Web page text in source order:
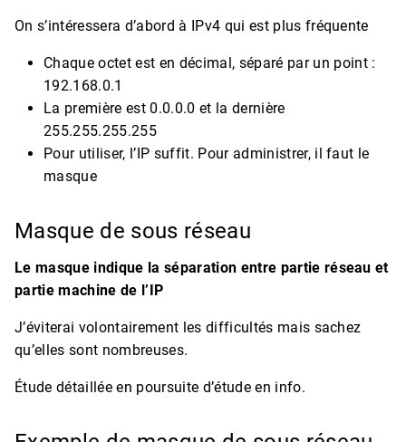
On s’intéressera d’abord à IPv4 qui est plus fréquente
Chaque octet est en décimal, séparé par un point :
192.168.0.1
La première est 0.0.0.0 et la dernière
255.255.255.255
Pour utiliser, l’IP suffit. Pour administrer, il faut le
masque
Masque de sous réseau
Le masque indique la séparation entre partie réseau et
partie machine de l’IP
J’éviterai volontairement les difficultés mais sachez
qu’elles sont nombreuses.
Étude détaillée en poursuite d’étude en info.